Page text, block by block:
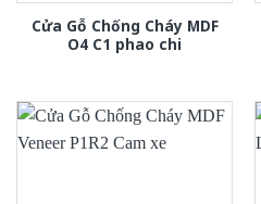
Cửa Gỗ Chống Cháy MDF
O4 C1 phao chi